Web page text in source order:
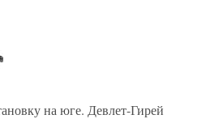
на юге. Девлет-Гирей